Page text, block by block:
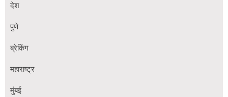
देश
पुणे
ब्रेकिंग
महाराष्ट्र
मुंबई